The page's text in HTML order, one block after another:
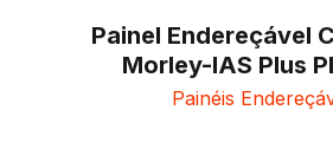
Painel Endereçável
Morley-IAS Plus
Painéis